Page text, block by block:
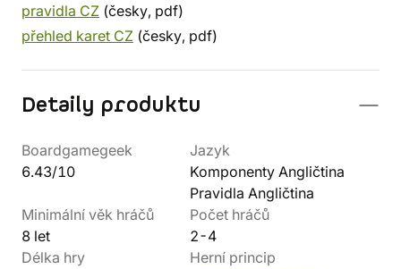
pravidla CZ (česky, pdf)
přehled karet CZ (česky, pdf)
Detaily produktu
Boardgamegeek
6.43/10
Jazyk
Komponenty Angličtina
Pravidla Angličtina
Minimální věk hráčů
8 let
Počet hráčů
2-4
Délka hry
Herní princip